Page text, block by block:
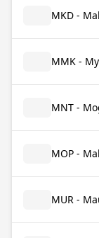
MKD -
MMK -
MNT -
MOP -
MUR -